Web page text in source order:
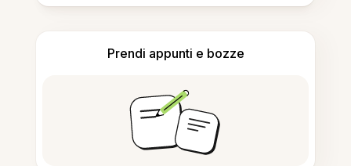
Prendi appunti e bozze